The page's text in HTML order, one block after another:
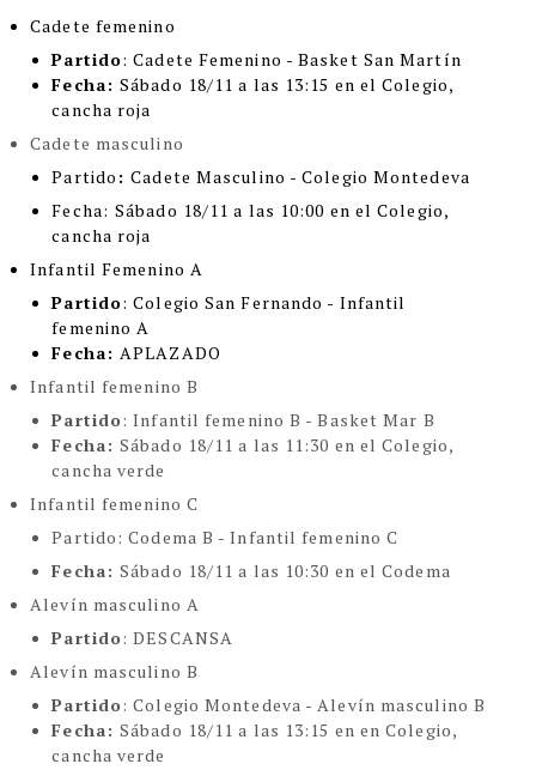
Cadete femenino
Partido: Cadete Femenino - Basket San Martín
Fecha:Sábado 18/11 a las 13:15 en el Colegio,
cancha roja
Cadete masculino
Partido :Cadete Masculino - Colegio Montedeva
Fecha: Sábado 18/11 a las 10:00 en el Colegio,
cancha roja
Infantil Femenino A
Partido: Colegio San Fernando - Infantil
femenino A
Fecha:APLAZADO
Infantil femenino B
Partido: Infantil femenino B - Basket Mar B
Fecha:Sábado 18/11 a las 11:30 en el Colegio,
cancha verde
Infantil femenino C
Partido: Codema B - Infantil femenino C
Fecha:Sábado 18/11 a las 10:30 en el Codema
Alevín masculino A
Partido: DESCANSA
Alevín masculino B
Partido: Colegio Montedeva - Alevín masculino B
Fecha:Sábado 18/11 a las 13:15 en en Colegio,
cancha verde